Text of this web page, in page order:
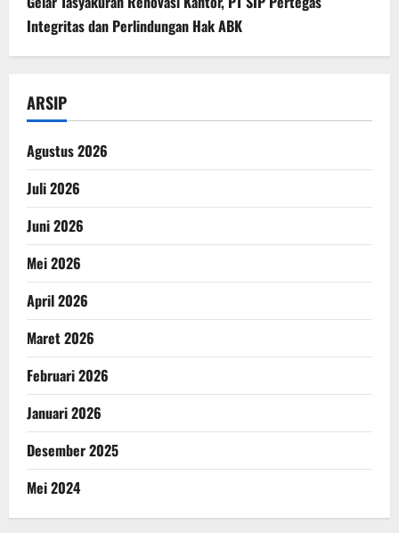
Integritas dan Perlindungan Hak ABK
ARSIP
Agustus 2026
Juli 2026
Juni 2026
Mei 2026
April 2026
Maret 2026
Februari 2026
Januari 2026
Desember 2025
Mei 2024